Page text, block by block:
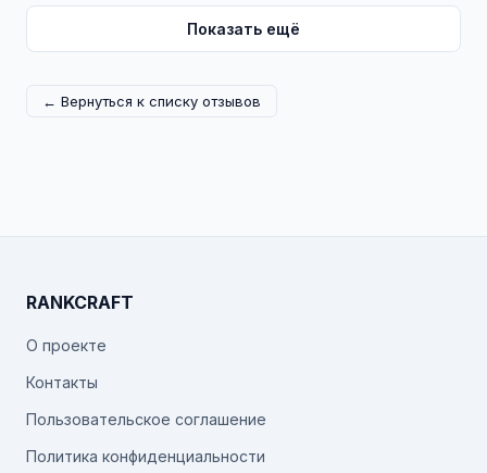
Показать ещё
← Вернуться к списку отзывов
RANKCRAFT
О проекте
Контакты
Пользовательское соглашение
Политика конфиденциальности